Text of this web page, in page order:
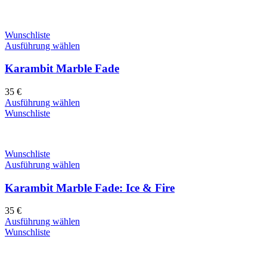
Wunschliste
Ausführung wählen
Karambit Marble Fade
35 €
Ausführung wählen
Wunschliste
Wunschliste
Ausführung wählen
Karambit Marble Fade: Ice & Fire
35 €
Ausführung wählen
Wunschliste